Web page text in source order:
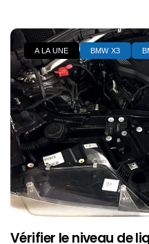
A LA UNE BMW X3
Vérifier le niveau de